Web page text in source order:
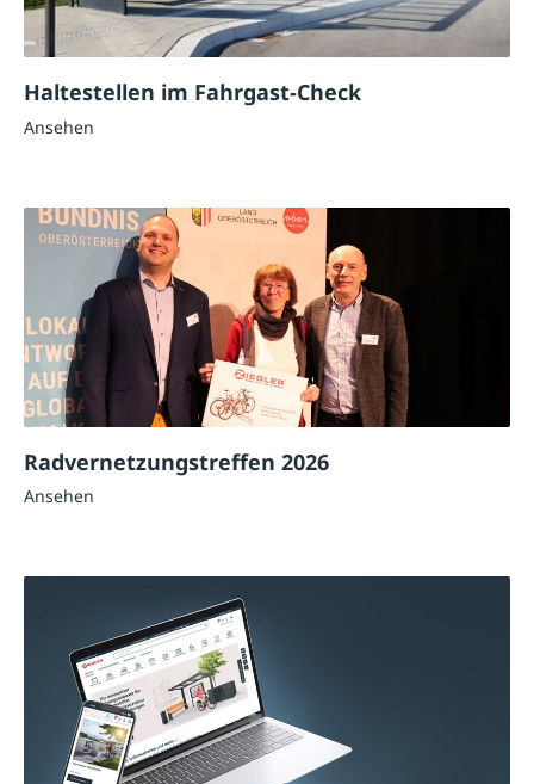
Haltestellen im Fahrgast-Check
Ansehen
Radvernetzungstreffen 2026
Ansehen